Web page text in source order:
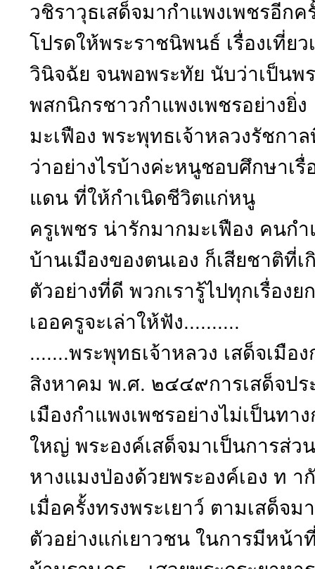
วชิราวุธเสด็จมากำแพงเพชรอีก
โปรดให้พระราชนิพนธ์ เรื่องเที่ย
วินิจฉัย จนพอพระทัย นับว่าเป็น
พสกนิกรชาวกำแพงเพชรอย่างยิ่ง
มะเฟือง พระพุทธเจ้าหลวงรัชกา
ว่าอย่างไรบ้างค่ะหนูชอบศึกษาเรื่
แดน ที่ให้กำเนิดชีวิตแก่หนู
ครูเพชร น่ารักมากมะเฟือง คนก
บ้านเมืองของตนเอง ก็เสียชาติที่
ตัวอย่างที่ดี พวกเรารู้ไปทุกเรื่องย
เออครูจะเล่าให้ฟัง..........
.......พระพุทธเจ้าหลวง เสด็จเมือ
สิงหาคม พ.ศ. ๒๔๔๙การเสด็จปร
เมืองกำแพงเพชรอย่างไม่เป็นทา
ใหญ่ พระองค์เสด็จมาเป็นการส่ว
หางแมงป่องด้วยพระองค์เอง ท
เมื่อครั้งทรงพระเยาว์ ตามเสด็จ
ตัวอย่างแก่เยาวชน ในการมีหน้